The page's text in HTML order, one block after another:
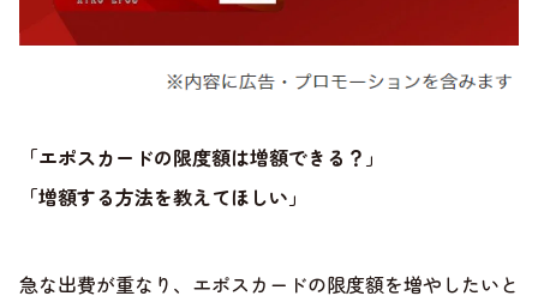
「エポスカードの限度額は増額できる？」
「増額する方法を教えてほしい」
急な出費が重なり、エポスカードの限度額を増やしたいと